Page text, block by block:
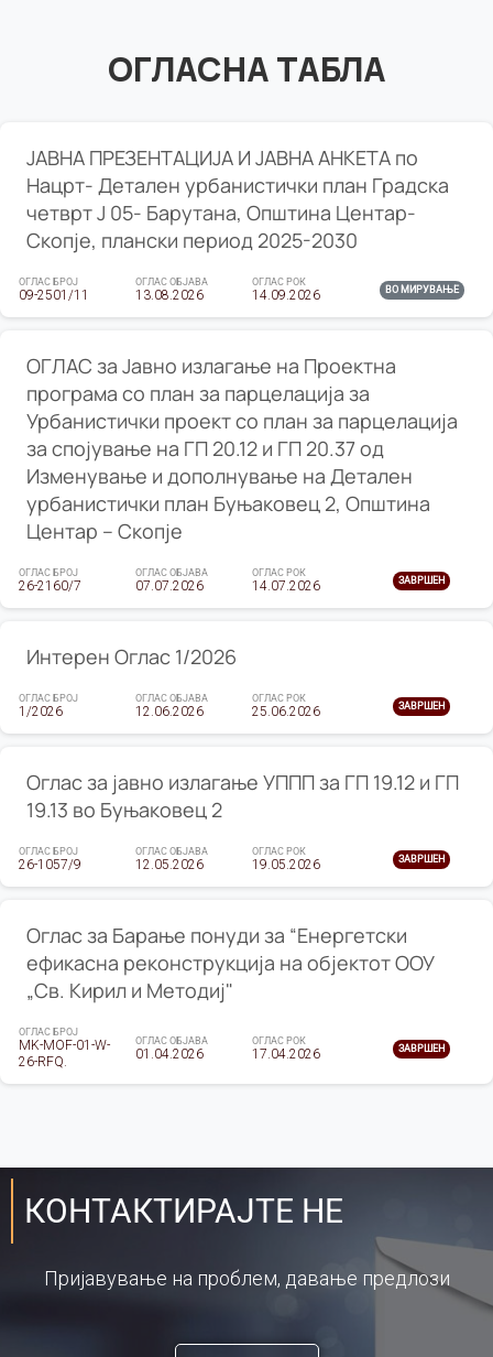
ОГЛАСНА ТАБЛА
ЈАВНА ПРЕЗЕНТАЦИЈА И ЈАВНА АНКЕТА по
Нацрт- Детален урбанистички план Градска
четврт Ј 05- Барутана, Општина Центар-
Скопје, плански период 2025-2030
ОГЛАС БРОЈ
09-2501/11
ОГЛАС ОБЈАВА
13.08.2026
ОГЛАС РОК
14.09.2026 ВО МИРУВАЊЕ
ОГЛАС за Јавно излагање на Проектна
програма со план за парцелација за
Урбанистички проект со план за парцелација
за спојување на ГП 20.12 и ГП 20.37 од
Изменување и дополнување на Детален
урбанистички план Буњаковец 2, Општина
Центар – Скопје
ОГЛАС БРОЈ
26-2160/7
ОГЛАС ОБЈАВА
07.07.2026
ОГЛАС РОК
14.07.2026 ЗАВРШЕН
Интерен Оглас 1/2026
ОГЛАС БРОЈ
1/2026
ОГЛАС ОБЈАВА
12.06.2026
ОГЛАС РОК
25.06.2026 ЗАВРШЕН
Оглас за јавно излагање УППП за ГП 19.12 и ГП
19.13 во Буњаковец 2
ОГЛАС БРОЈ
26-1057/9
ОГЛАС ОБЈАВА
12.05.2026
ОГЛАС РОК
19.05.2026 ЗАВРШЕН
Оглас за Барање понуди за “Енергетски
ефикасна реконструкција на објектот ООУ
„Св. Кирил и Методиј"
ОГЛАС БРОЈ
MK-MOF-01-W-
26-RFQ.
ОГЛАС ОБЈАВА
01.04.2026
ОГЛАС РОК
17.04.2026 ЗАВРШЕН
КОНТАКТИРАЈТЕ НЕ
Пријавување на проблем, давање предлози